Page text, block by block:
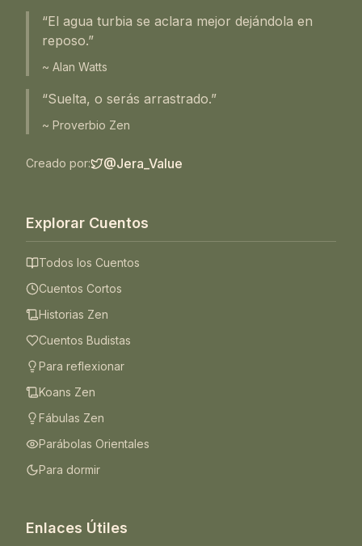
“El agua turbia se aclara mejor dejándola en
reposo.”
~ Alan Watts
“Suelta, o serás arrastrado.”
~ Proverbio Zen
Creado por: @Jera_Value
Explorar Cuentos
Todos los Cuentos
Cuentos Cortos
Historias Zen
Cuentos Budistas
Para reflexionar
Koans Zen
Fábulas Zen
Parábolas Orientales
Para dormir
Enlaces Útiles